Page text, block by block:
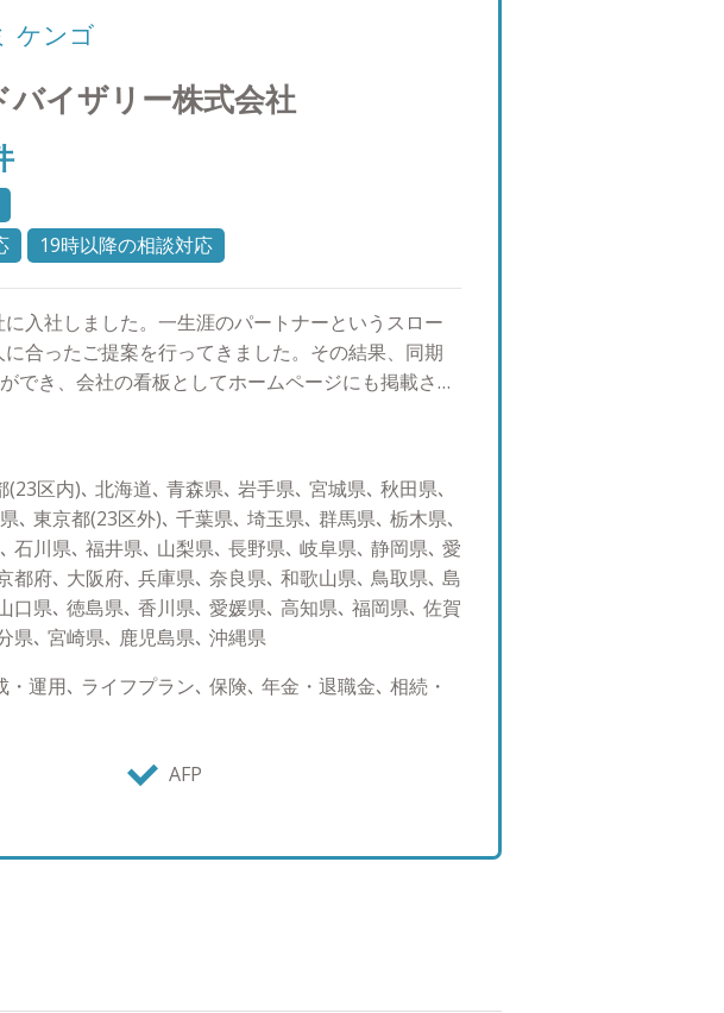
ケンゴ
イザリー株式会社
19時以降の相談対応
入社しました。一生涯のパートナーというスロー
合ったご提案を行ってきました。その結果、同期
でき、会社の看板としてホームページにも掲載され
に向き合って参りました。 このような経験から資
と、将来の相続対策や節税対策など幅広い解決策
寄り添い、中立的立場からフラットな目線でお話さ
オピニオンとしてでも構いませんので、まずはお気
な商品・サービス 日本株式（中小型株）、日本株式
国債券、社債、仕組債、投資信託、ポートフォリオ
●趣味 車、教育についての勉強、グルメ、ゴルフ、
飾品 ※ゴルフのスコア：100
区内)､ 北海道､ 青森県､ 岩手県､ 宮城県､ 秋田県､
､ 東京都(23区外)､ 千葉県､ 埼玉県､ 群馬県､ 栃木県､
石川県､ 福井県､ 山梨県､ 長野県､ 岐阜県､ 静岡県､ 愛
都府､ 大阪府､ 兵庫県､ 奈良県､ 和歌山県､ 鳥取県､ 島
口県､ 徳島県､ 香川県､ 愛媛県､ 高知県､ 福岡県､ 佐賀
県､ 宮崎県､ 鹿児島県､ 沖縄県
運用､ ライフプラン､ 保険､ 年金・退職金､ 相続・
AFP